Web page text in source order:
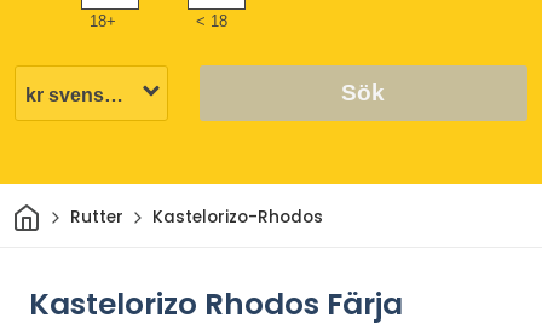
18+ < 18
Sök
HemRutter Kastelorizo-Rhodos
Kastelorizo Rhodos Färja